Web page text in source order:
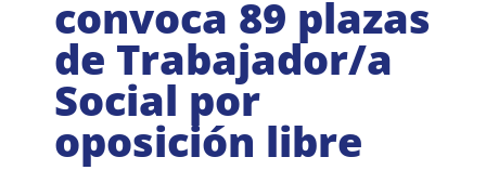
convoca 89 plazas
de Trabajador/a
Social por
oposición libre